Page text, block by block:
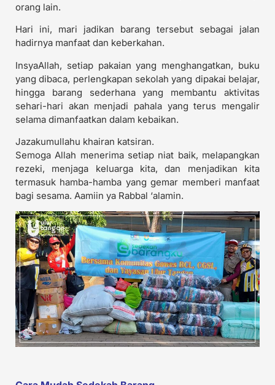
orang lain.
Hari ini, mari jadikan barang tersebut sebagai jalan
hadirnya manfaat dan keberkahan.
InsyaAllah, setiap pakaian yang menghangatkan, buku
yang dibaca, perlengkapan sekolah yang dipakai belajar,
hingga barang sederhana yang membantu aktivitas
sehari-hari akan menjadi pahala yang terus mengalir
selama dimanfaatkan dalam kebaikan.
Jazakumullahu khairan katsiran.
Semoga Allah menerima setiap niat baik, melapangkan
rezeki, menjaga keluarga kita, dan menjadikan kita
termasuk hamba-hamba yang gemar memberi manfaat
bagi sesama. Aamiin ya Rabbal ‘alamin.